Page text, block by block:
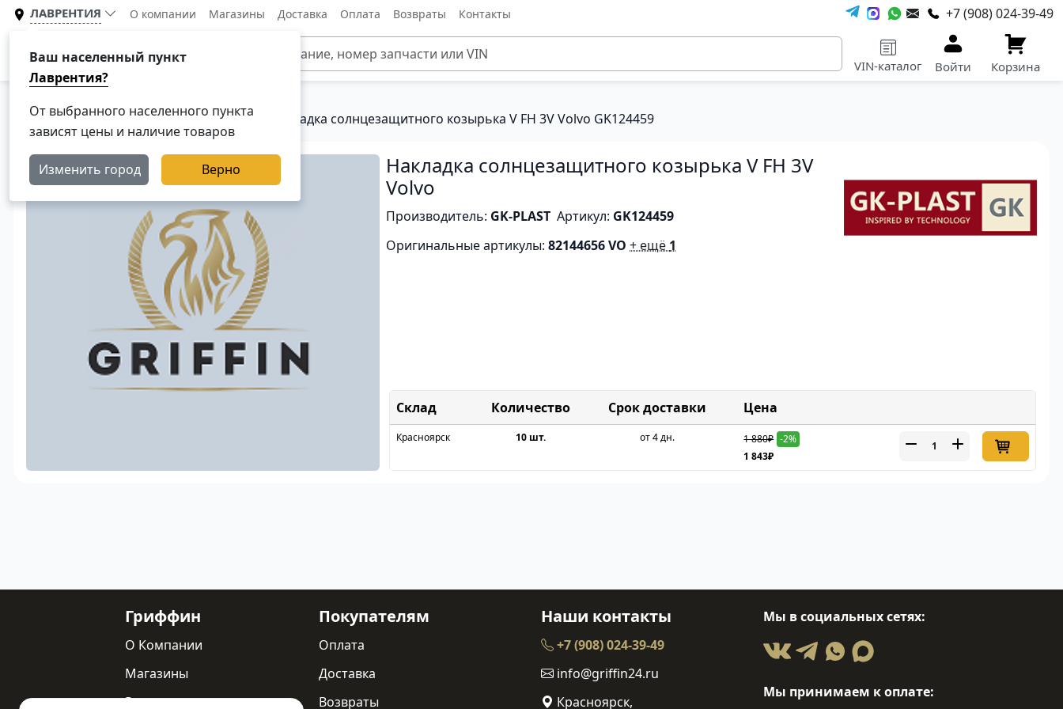
ЛАВРЕНТИЯ
Ваш населенный пункт
Лаврентия?
От выбранного населенного пункта
зависят цены и наличие товаров
Изменить город Верно
О компании Магазины Доставка Оплата Возвраты Контакты +7 (908) 024-39-49
Каталог
VIN-каталог Войти Корзина
Главная Каталог Кузовные детали Накладка солнцезащитного козырька V FH 3V Volvo GK124459
Накладка солнцезащитного козырька V FH 3V
Volvo
Производитель: GK-PLAST Артикул: GK124459
Оригинальные артикулы:82144656 VO + ещё 1
Склад Срок доставки Цена
Красноярск 10 шт. от 4 дн. 1 880₽ -2%
1 843₽
Гриффин
О Компании
Магазины
Реквизиты
Покупателям
Оплата
Доставка
Возвраты
Наши контакты
+7 (908) 024-39-49
info@griffin24.ru
Красноярск,
Мы в социальных сетях:
Мы принимаем к оплате: